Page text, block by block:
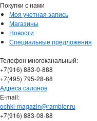
Покупки с нами
Моя учетная запись
Магазины
Новости
Специальные предложения
Телефон многоканальный:
+7(916) 883-0-888
+7(495) 795-28-68
Адреса салонов
Е-mail:
ochki-magazin@rambler.ru
+7(916) 883-08-88